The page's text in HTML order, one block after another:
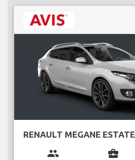
RENAULT MEGANE ESTATE
group business_center